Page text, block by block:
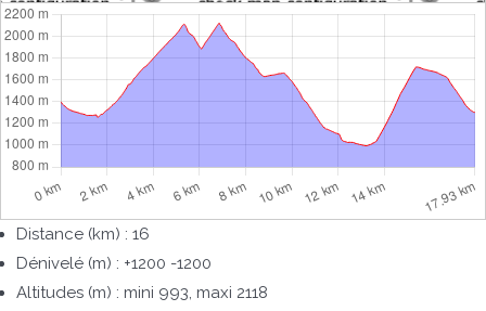
Distance (km) : 16
Dénivelé (m) : +1200 -1200
Altitudes (m) : mini 993, maxi 2118